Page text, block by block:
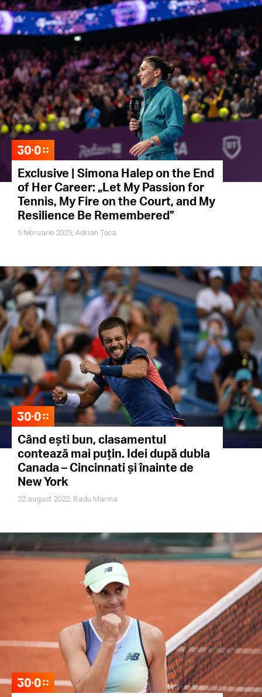
Exclusive | Simona Halep on the End
of Her Career: „Let My Passion for
Tennis, My Fire on the Court, and My
Resilience Be Remembered”
5 februarie 2025, Adrian Țoca
Când ești bun, clasamentul
contează mai puțin. Idei după dubla
Canada – Cincinnati și înainte de
New York
22 august 2022, Radu Marina